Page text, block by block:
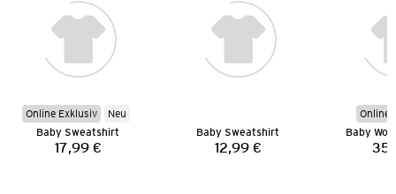
Online Exklusiv
Neu
Baby Sweatshirt
Preis:
17,99 €
Baby Sweatshirt
Preis:
12,99 €
Online
Baby